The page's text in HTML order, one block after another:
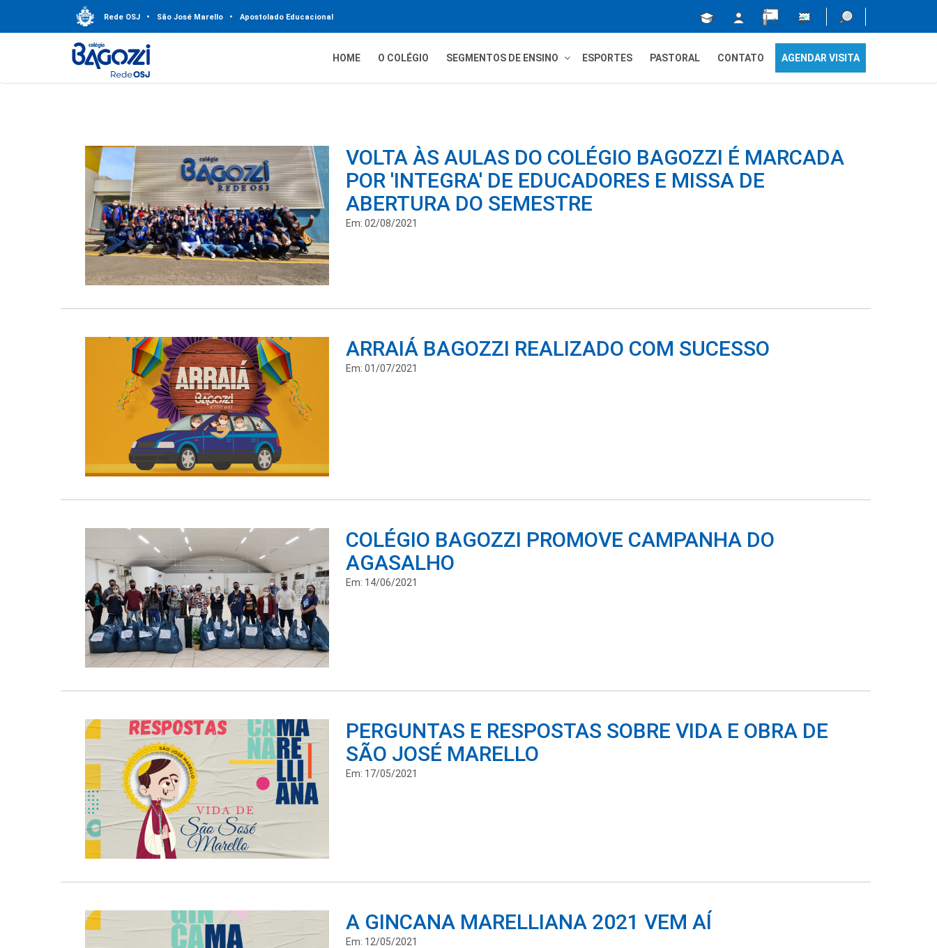
Rede OSJ • São José Marello • Apostolado Educacional
HOME O COLÉGIO SEGMENTOS DE ENSINO ESPORTES PASTORAL CONTATO AGENDAR VISITA
VOLTA ÀS AULAS DO COLÉGIO BAGOZZI É MARCADA
POR 'INTEGRA' DE EDUCADORES E MISSA DE
ABERTURA DO SEMESTRE
Em: 02/08/2021
ARRAIÁ BAGOZZI REALIZADO COM SUCESSO
Em: 01/07/2021
COLÉGIO BAGOZZI PROMOVE CAMPANHA DO
AGASALHO
Em: 14/06/2021
PERGUNTAS E RESPOSTAS SOBRE VIDA E OBRA DE
SÃO JOSÉ MARELLO
Em: 17/05/2021
A GINCANA MARELLIANA 2021 VEM AÍ
Em: 12/05/2021